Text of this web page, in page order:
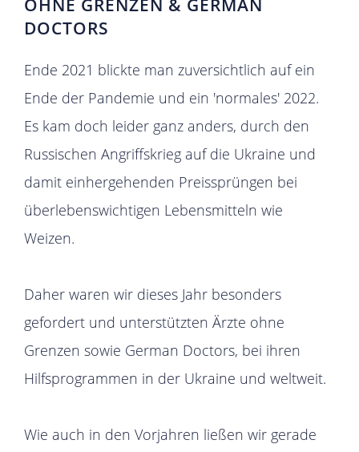
OHNE GRENZEN & GERMAN
DOCTORS
Ende 2021 blickte man zuversichtlich auf ein
Ende der Pandemie und ein 'normales' 2022.
Es kam doch leider ganz anders, durch den
Russischen Angriffskrieg auf die Ukraine und
damit einhergehenden Preissprüngen bei
überlebenswichtigen Lebensmitteln wie
Weizen.
Daher waren wir dieses Jahr besonders
gefordert und unterstützten Ärzte ohne
Grenzen sowie German Doctors, bei ihren
Hilfsprogrammen in der Ukraine und weltweit.
Wie auch in den Vorjahren ließen wir gerade